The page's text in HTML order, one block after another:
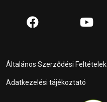
Általános Szerződési Feltételek
Adatkezelési tájékoztató